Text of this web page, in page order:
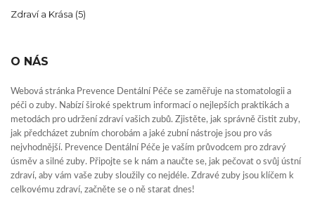
Zdraví a Krása (5)
O NÁS
Webová stránka Prevence Dentální Péče se zaměřuje na stomatologii a
péči o zuby. Nabízí široké spektrum informací o nejlepších praktikách a
metodách pro udržení zdraví vašich zubů. Zjistěte, jak správně čistit zuby,
jak předcházet zubním chorobám a jaké zubní nástroje jsou pro vás
nejvhodnější. Prevence Dentální Péče je vaším průvodcem pro zdravý
úsměv a silné zuby. Připojte se k nám a naučte se, jak pečovat o svůj ústní
zdraví, aby vám vaše zuby sloužily co nejdéle. Zdravé zuby jsou klíčem k
celkovému zdraví, začněte se o ně starat dnes!